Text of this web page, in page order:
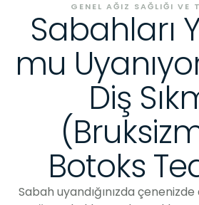
GENEL AĞIZ SAĞLIĞI VE
Sabahları
mu
Diş
Botoks
Sabah uyandığınızda